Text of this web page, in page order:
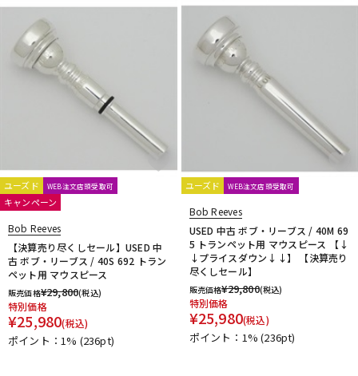
パーカッション
キーボード
管楽器 その他楽器
エフェクター
DTM
DTM オンライン納品 レコーディング機器
ユーズド WEB注文店頭受取可
キャンペーン
Bob Reeves
【決算売り尽くしセール】USED 中
古 ボブ・リーブス / 40S 692 トラン
ペット用 マウスピース
販売価格¥29,800(税込)
特別価格
¥25,980(税込)
ポイント：1% (236pt)
ユーズド WEB注文店頭受取可
Bob Reeves
USED 中古 ボブ・リーブス / 40M 69
5 トランペット用 マウスピース 【↓
↓プライスダウン↓↓】 【決算売り
尽くしセール】
販売価格¥29,800(税込)
特別価格
¥25,980(税込)
ポイント：1%(236pt)